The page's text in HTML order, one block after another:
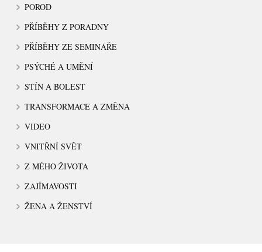
POROD
PŘÍBĚHY Z PORADNY
PŘÍBĚHY ZE SEMINÁŘE
PSÝCHÉ A UMĚNÍ
STÍN A BOLEST
TRANSFORMACE A ZMĚNA
VIDEO
VNITŘNÍ SVĚT
Z MÉHO ŽIVOTA
ZAJÍMAVOSTI
ŽENA A ŽENSTVÍ